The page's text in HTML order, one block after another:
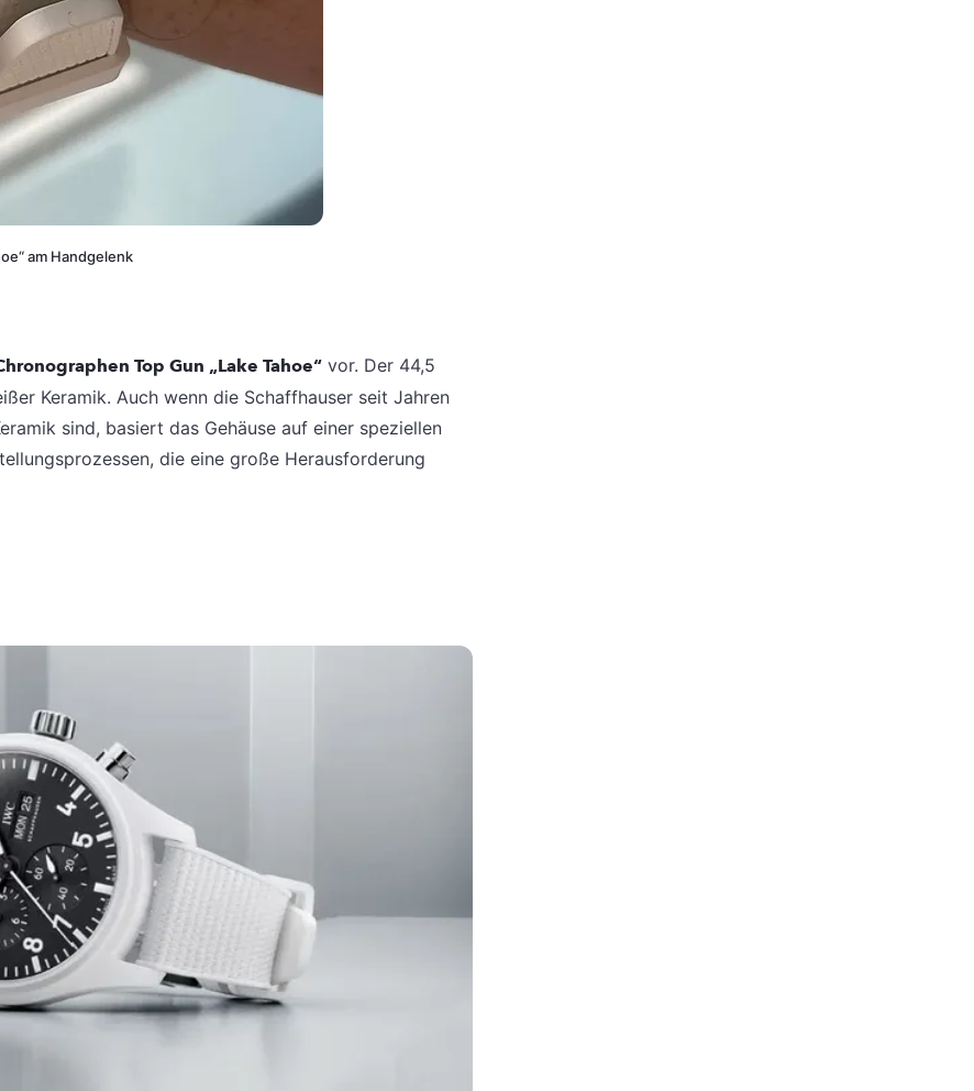
am Handgelenk
Top Gun „Lake Tahoe“ vor. Der 44,5
Keramik. Auch wenn die Schaffhauser seit Jahren
sind, basiert das Gehäuse auf einer speziellen
die eine große Herausforderung